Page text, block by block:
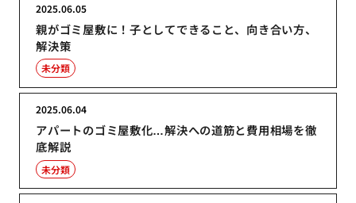
親がゴミ屋敷に！子としてできること、向き合い方、
解決策
2025.06.05
未分類
アパートのゴミ屋敷化…解決への道筋と費用相場を徹
底解説
2025.06.04
未分類